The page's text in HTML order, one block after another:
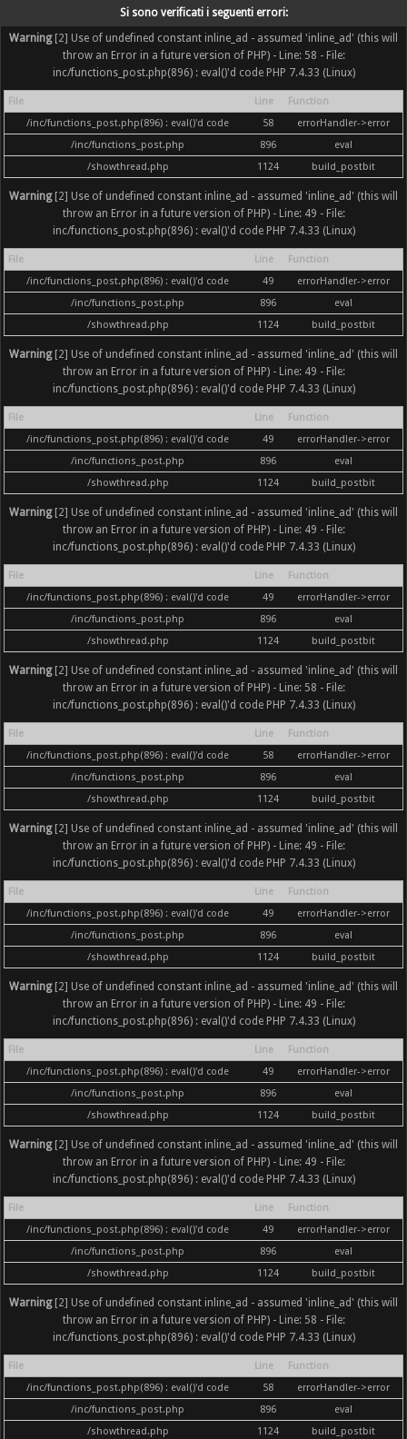
Si sono verificati i seguenti errori:
Warning[2] Use of undefined constant inline_ad - assumed 'inline_ad' (this will
throw an Error in a future version of PHP) - Line: 58 - File:
inc/functions_post.php(896) : eval()'d code PHP 7.4.33 (Linux)
File Line
Function
/inc/functions_post.php(896) : eval()'d code
58
errorHandler->error
/inc/functions_post.php
896
eval
/showthread.php
1124 build_postbit
Warning[2] Use of undefined constant inline_ad - assumed 'inline_ad' (this will
throw an Error in a future version of PHP) - Line: 49 - File:
inc/functions_post.php(896) : eval()'d code PHP 7.4.33 (Linux)
File Line
Function
/inc/functions_post.php(896) : eval()'d code
49
errorHandler->error
/inc/functions_post.php
896
eval
/showthread.php
1124 build_postbit
Warning[2] Use of undefined constant inline_ad - assumed 'inline_ad' (this will
throw an Error in a future version of PHP) - Line: 49 - File:
inc/functions_post.php(896) : eval()'d code PHP 7.4.33 (Linux)
File Line
Function
/inc/functions_post.php(896) : eval()'d code
49
errorHandler->error
/inc/functions_post.php
896
eval
/showthread.php
1124 build_postbit
Warning[2] Use of undefined constant inline_ad - assumed 'inline_ad' (this will
throw an Error in a future version of PHP) - Line: 49 - File:
inc/functions_post.php(896) : eval()'d code PHP 7.4.33 (Linux)
File Line
Function
/inc/functions_post.php(896) : eval()'d code
49
errorHandler->error
/inc/functions_post.php
896
eval
/showthread.php
1124 build_postbit
Warning[2] Use of undefined constant inline_ad - assumed 'inline_ad' (this will
throw an Error in a future version of PHP) - Line: 58 - File:
inc/functions_post.php(896) : eval()'d code PHP 7.4.33 (Linux)
File Line
Function
/inc/functions_post.php(896) : eval()'d code
58
errorHandler->error
/inc/functions_post.php
896
eval
/showthread.php
1124 build_postbit
Warning[2] Use of undefined constant inline_ad - assumed 'inline_ad' (this will
throw an Error in a future version of PHP) - Line: 49 - File:
inc/functions_post.php(896) : eval()'d code PHP 7.4.33 (Linux)
File Line
Function
/inc/functions_post.php(896) : eval()'d code
49
errorHandler->error
/inc/functions_post.php
896
eval
/showthread.php
1124 build_postbit
Warning[2] Use of undefined constant inline_ad - assumed 'inline_ad' (this will
throw an Error in a future version of PHP) - Line: 49 - File:
inc/functions_post.php(896) : eval()'d code PHP 7.4.33 (Linux)
File Line
Function
/inc/functions_post.php(896) : eval()'d code
49
errorHandler->error
/inc/functions_post.php
896
eval
/showthread.php
1124 build_postbit
Warning[2] Use of undefined constant inline_ad - assumed 'inline_ad' (this will
throw an Error in a future version of PHP) - Line: 49 - File:
inc/functions_post.php(896) : eval()'d code PHP 7.4.33 (Linux)
File Line
Function
/inc/functions_post.php(896) : eval()'d code
49
errorHandler->error
/inc/functions_post.php
896
eval
/showthread.php
1124 build_postbit
Warning[2] Use of undefined constant inline_ad - assumed 'inline_ad' (this will
throw an Error in a future version of PHP) - Line: 58 - File:
inc/functions_post.php(896) : eval()'d code PHP 7.4.33 (Linux)
File Line
Function
/inc/functions_post.php(896) : eval()'d code
58
errorHandler->error
/inc/functions_post.php
896
eval
/showthread.php
1124 build_postbit